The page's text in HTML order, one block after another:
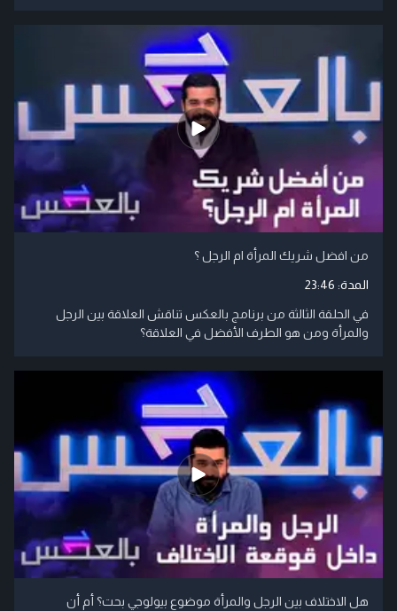
من افضل شريك المرأة ام الرجل ؟
المدة: 23:46
في الحلقة الثالثة من برنامج بالعكس تناقش العلاقة بين الرجل
والمرأة ومن هو الطرف الأفضل في العلاقة؟
هل الاختلاف بين الرجل والمرأة موضوع بيولوجي بحت؟ أم أن